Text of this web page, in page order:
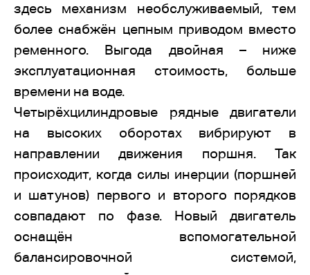
здесь механизм необслуживаемый, тем
более снабжён цепным приводом вместо
ременного. Выгода двойная – ниже
эксплуатационная стоимость, больше
времени на воде.
Четырёхцилиндровые рядные двигатели
на высоких оборотах вибрируют в
направлении движения поршня. Так
происходит, когда силы инерции (поршней
и шатунов) первого и второго порядков
совпадают по фазе. Новый двигатель
оснащён вспомогательной
балансировочной системой,